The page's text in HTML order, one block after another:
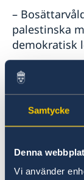
Samtycke
Denna
Vi använder
–
palestinska
demokratisk
regeringens
Fortsatt
Sedan